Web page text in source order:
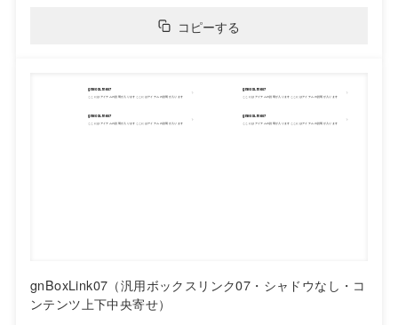
コピーする
gnBoxLink07（汎用ボックスリンク07・シャドウなし・コ
ンテンツ上下中央寄せ）